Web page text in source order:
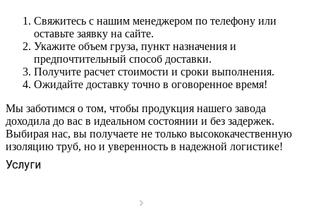
Свяжитесь с нашим менеджером по телефону или
оставьте заявку на сайте.
Укажите объем груза, пункт назначения и
предпочтительный способ доставки.
Получите расчет стоимости и сроки выполнения.
Ожидайте доставку точно в оговоренное время!
Мы заботимся о том, чтобы продукция нашего завода
доходила до вас в идеальном состоянии и без задержек.
Выбирая нас, вы получаете не только высококачественную
изоляцию труб, но и уверенность в надежной логистике!
Услуги